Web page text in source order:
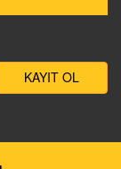
KAYIT OL